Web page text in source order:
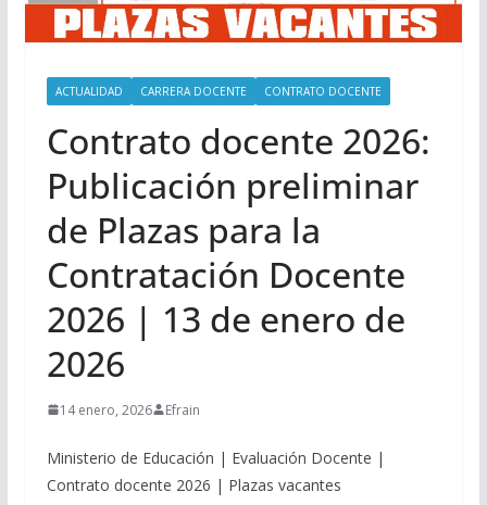
ACTUALIDAD CARRERA DOCENTE CONTRATO DOCENTE
Contrato docente 2026:
Publicación preliminar
de Plazas para la
Contratación Docente
2026 | 13 de enero de
2026
14 enero, 2026 Efrain
Ministerio de Educación | Evaluación Docente |
Contrato docente 2026 | Plazas vacantes